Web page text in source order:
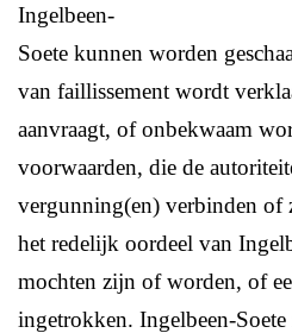
Ingelbeen-
Soete kunnen worden
van faillissement wordt
aanvraagt, of onbekwaam
voorwaarden, die de
vergunning(en) verbinden of
het redelijk oordeel van
mochten zijn of worden, of
ingetrokken. Ingelbeen-Soete